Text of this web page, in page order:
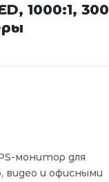
1000:1, 300
монитор для
видео и офисными